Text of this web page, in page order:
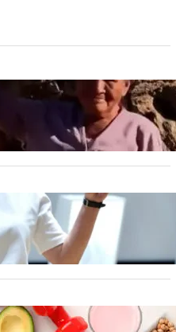
haber peleado con un
a cuerpo
una salteña que busca
en Latinoamérica
Cinco superalimentos de
sumar a tu dieta este mes